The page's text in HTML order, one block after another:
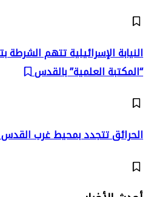
النيابة الإسرائيلية تتهم
“المكتبة العلمية” بالقدس
الحرائق تتجدد بمحيط غرب